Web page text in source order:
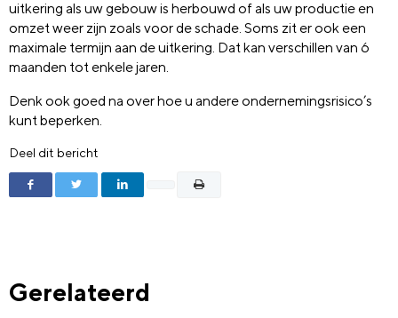
uitkering als uw gebouw is herbouwd of als uw productie en
omzet weer zijn zoals voor de schade. Soms zit er ook een
maximale termijn aan de uitkering. Dat kan verschillen van 6
maanden tot enkele jaren.
Denk ook goed na over hoe u andere ondernemingsrisico’s
kunt beperken.
Deel dit bericht
Gerelateerd